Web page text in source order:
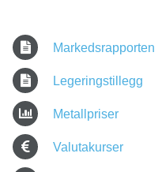
Markedsrapporten
Legeringstillegg
Metallpriser
Valutakurser